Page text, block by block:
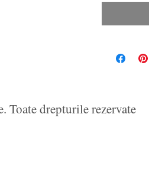
drepturile rezervate